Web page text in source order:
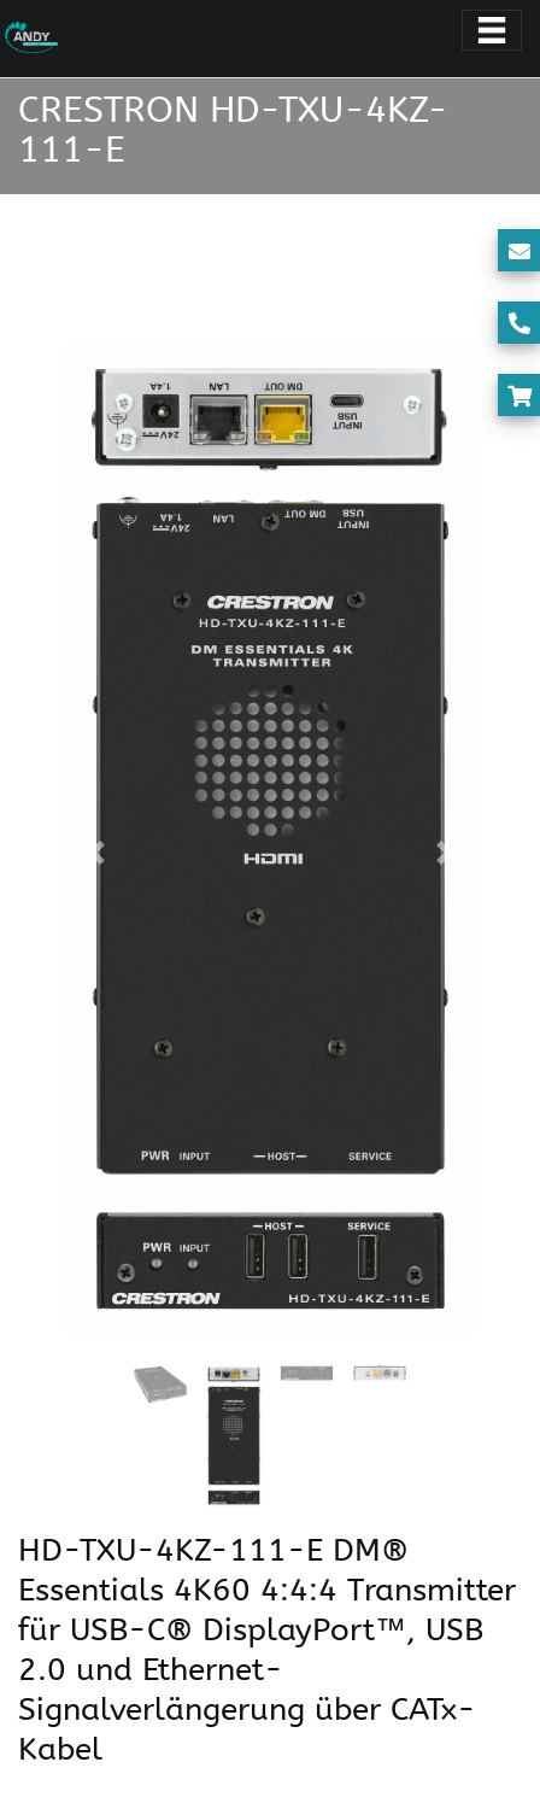
CRESTRON HD-TXU-4KZ-
111-E
HD-TXU-4KZ-111-E DM®
Essentials 4K60 4:4:4 Transmitter
für USB-C® DisplayPort™, USB
2.0 und Ethernet-
Signalverlängerung über CATx-
Kabel